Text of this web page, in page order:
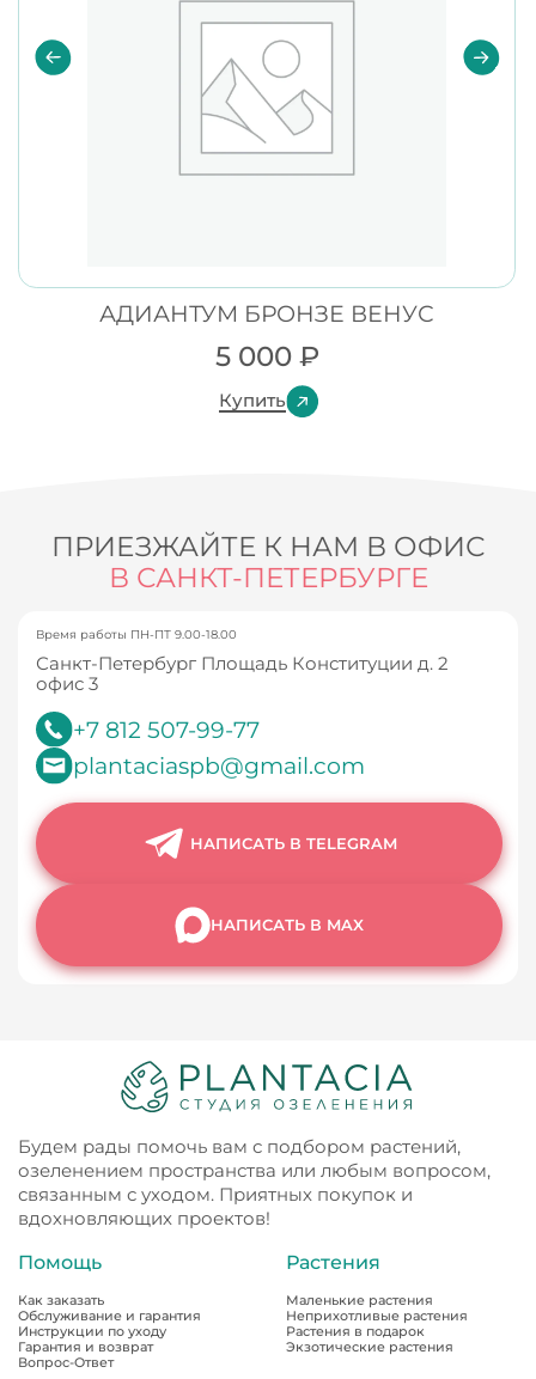
АДИАНТУМ БРОНЗЕ ВЕНУС
5 000 ₽
Купить
ПРИЕЗЖАЙТЕ К НАМ В ОФИС
В САНКТ-ПЕТЕРБУРГЕ
Время работы ПН-ПТ 9.00-18.00
Санкт-Петербург Площадь Конституции д. 2
офис 3
+7 812 507-99-77
plantaciaspb@gmail.com
НАПИСАТЬ В TELEGRAM
НАПИСАТЬ В MAX
Будем рады помочь вам с подбором растений,
озеленением пространства или любым вопросом,
связанным с уходом. Приятных покупок и
вдохновляющих проектов!
Помощь
Как заказать
Обслуживание и гарантия
Инструкции по уходу
Гарантия и возврат
Вопрос-Ответ
Растения
Маленькие растения
Неприхотливые растения
Растения в подарок
Экзотические растения